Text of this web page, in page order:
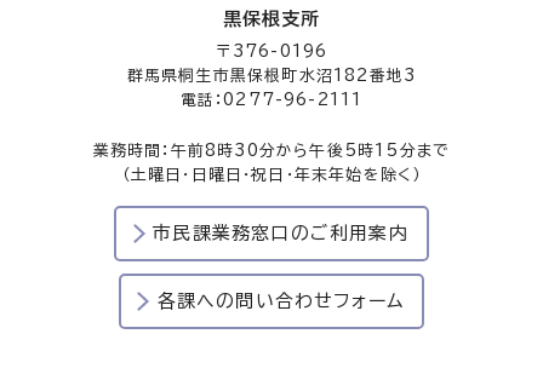
黒保根支所
〒376-0196
群馬県桐生市黒保根町水沼182番地3
電話：0277-96-2111
業務時間：午前8時30分から午後5時15分まで
（土曜日・日曜日・祝日・年末年始を除く）
市民課業務窓口のご利用案内
各課への問い合わせフォーム